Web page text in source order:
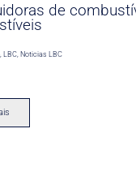
de
,LBC,Noticias LBC